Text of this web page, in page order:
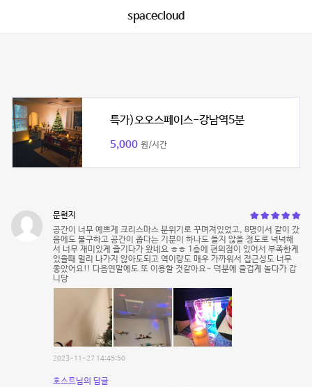
spacecloud
특가)오오스페이스-강남역5분
5,000 원/시간
문현지
공간이 너무 예쁘게 크리스마스 분위기로 꾸며져있었고, 8명이서 같이 갔
음에도 불구하고 공간이 좁다는 기분이 하나도 들지 않을 정도로 넉넉해
서 너무 재미있게 즐기다가 왔네요 ㅎㅎ 1층에 편의점이 있어서 부족한게
있을때 멀리 나가지 않아도되고 역이랑도 매우 가까워서 접근성도 너무
좋았어요!! 다음연말에도 또 이용할 것같아요~ 덕분에 즐겁게 놀다가 갑
니당
2023-11-27 14:45:50
호스트님의 답글